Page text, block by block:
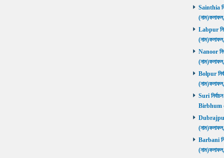
Sainthia
Labpur
Nanoor
Bolpur
Suri
Birbhum
Dubrajpur
Barbani